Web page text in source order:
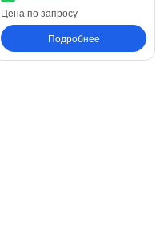
Цена по запросу
Подробнее